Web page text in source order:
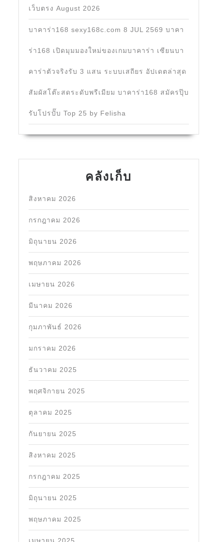
เว็บตรง August 2026
บาคาร่า168 sexy168c.com 8 JUL 2569 บาคา
ร่า168 เปิดมุมมองใหม่ของเกมบาคาร่า เซียนบา
คาร่าตัวจริงรับ 3 แสน ระบบเสถียร อัปเดตล่าสุด
สัมผัสโต๊ะสดระดับพรีเมียม บาคาร่า168 สมัครปุ๊บ
รับโปรปั๊บ Top 25 by Felisha
คลังเก็บ
สิงหาคม 2026
กรกฎาคม 2026
มิถุนายน 2026
พฤษภาคม 2026
เมษายน 2026
มีนาคม 2026
กุมภาพันธ์ 2026
มกราคม 2026
ธันวาคม 2025
พฤศจิกายน 2025
ตุลาคม 2025
กันยายน 2025
สิงหาคม 2025
กรกฎาคม 2025
มิถุนายน 2025
พฤษภาคม 2025